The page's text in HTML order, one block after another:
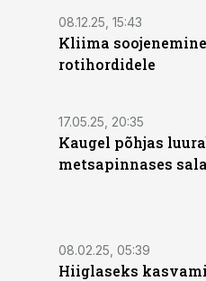
08.12.25, 15:43
Kliima
rotihordidele
17.05.25, 20:35
Kaugel põhjas
metsapinnases
08.02.25, 05:39
Hiiglaseks